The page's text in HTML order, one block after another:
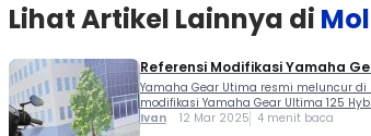
Lihat Artikel Lainnya di
Referensi Modifikasi Yamaha
Yamaha Gear Utima resmi meluncur
modifikasi Yamaha Gear Ultima 125
Ivan 12 Mar 2025 4 menit baca